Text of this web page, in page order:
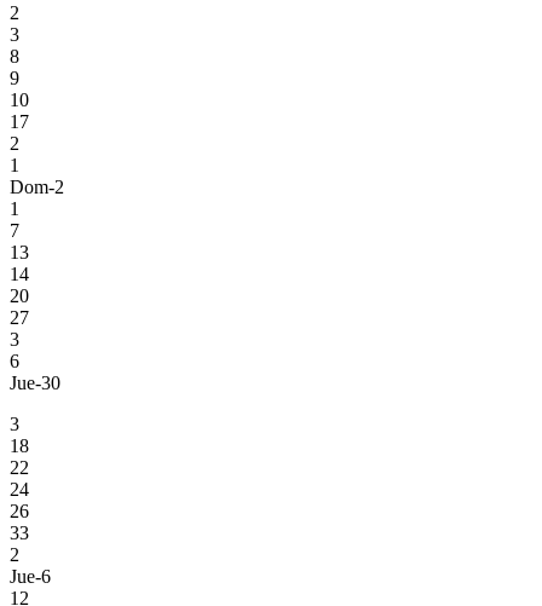
2
3
8
9
10
17
2
1
Dom-2
1
7
13
14
20
27
3
6
Jue-30
3
18
22
24
26
33
2
Jue-6
12